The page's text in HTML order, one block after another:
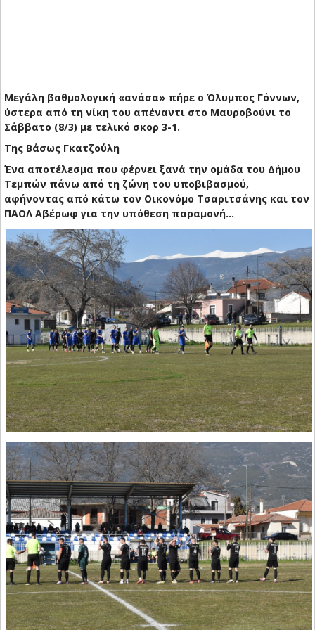
Μεγάλη βαθμολογική «ανάσα» πήρε ο Όλυμπος Γόννων,
ύστερα από τη νίκη του απέναντι στο Μαυροβούνι το
Σάββατο (8/3) με τελικό σκορ 3-1.
Της Βάσως Γκατζούλη
Ένα αποτέλεσμα που φέρνει ξανά την ομάδα του Δήμου
Τεμπών πάνω από τη ζώνη του υποβιβασμού,
αφήνοντας από κάτω τον Οικονόμο Τσαριτσάνης και τον
ΠΑΟΛ Αβέρωφ για την υπόθεση παραμονή…